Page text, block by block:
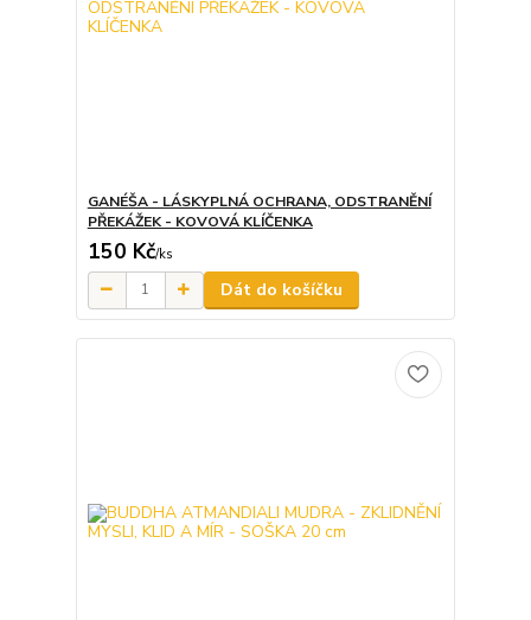
GANÉŠA - LÁSKYPLNÁ OCHRANA, ODSTRANĚNÍ
PŘEKÁŽEK - KOVOVÁ KLÍČENKA
150 Kč/ks
Dát do košíčku